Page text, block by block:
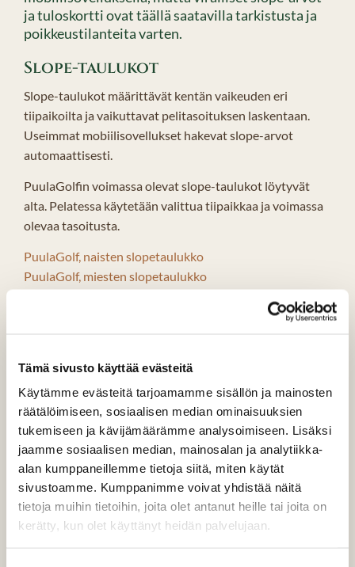
Tämä sivusto käyttää evästeitä
Käytämme evästeitä tarjoamamme sisällön ja mainosten
räätälöimiseen, sosiaalisen median ominaisuuksien
tukemiseen ja kävijämäärämme analysoimiseen. Lisäksi
jaamme sosiaalisen median, mainosalan ja analytiikka-
alan kumppaneillemme tietoja siitä, miten käytät
sivustoamme. Kumppanimme voivat yhdistää näitä
tietoja muihin tietoihin, joita olet antanut heille tai joita on
kerätty, kun olet käyttänyt heidän palvelujaan.
ja tuloskortti ovat täällä saatavilla tarkistusta ja
poikkeustilanteita varten.
Slope-taulukot
Slope-taulukot määrittävät kentän vaikeuden eri
tiipaikoilta ja vaikuttavat pelitasoituksen laskentaan.
Useimmat mobiilisovellukset hakevat slope-arvot
automaattisesti.
PuulaGolfin voimassa olevat slope-taulukot löytyvät
alta. Pelatessa käytetään valittua tiipaikkaa ja voimassa
olevaa tasoitusta.
PuulaGolf, naisten slopetaulukko
PuulaGolf, miesten slopetaulukko
mutta se on edelleen käytössä poikkeuksellisissa
varajärjestelmänä teknisten ongelmien varalta.
PuulaGolfin tuloskortista löytyvät väyläkohtaiset par-
arvot, väyläpituudet sekä tarvittavat merkinnät tulosten
kirjaamista varten. Tuloskortin voi ladata ja tulostaa
tarvittaessa alla olevasta linkistä. Klubilta löytyy
pahvisia tuloskortteja pelaajien käyttöön.